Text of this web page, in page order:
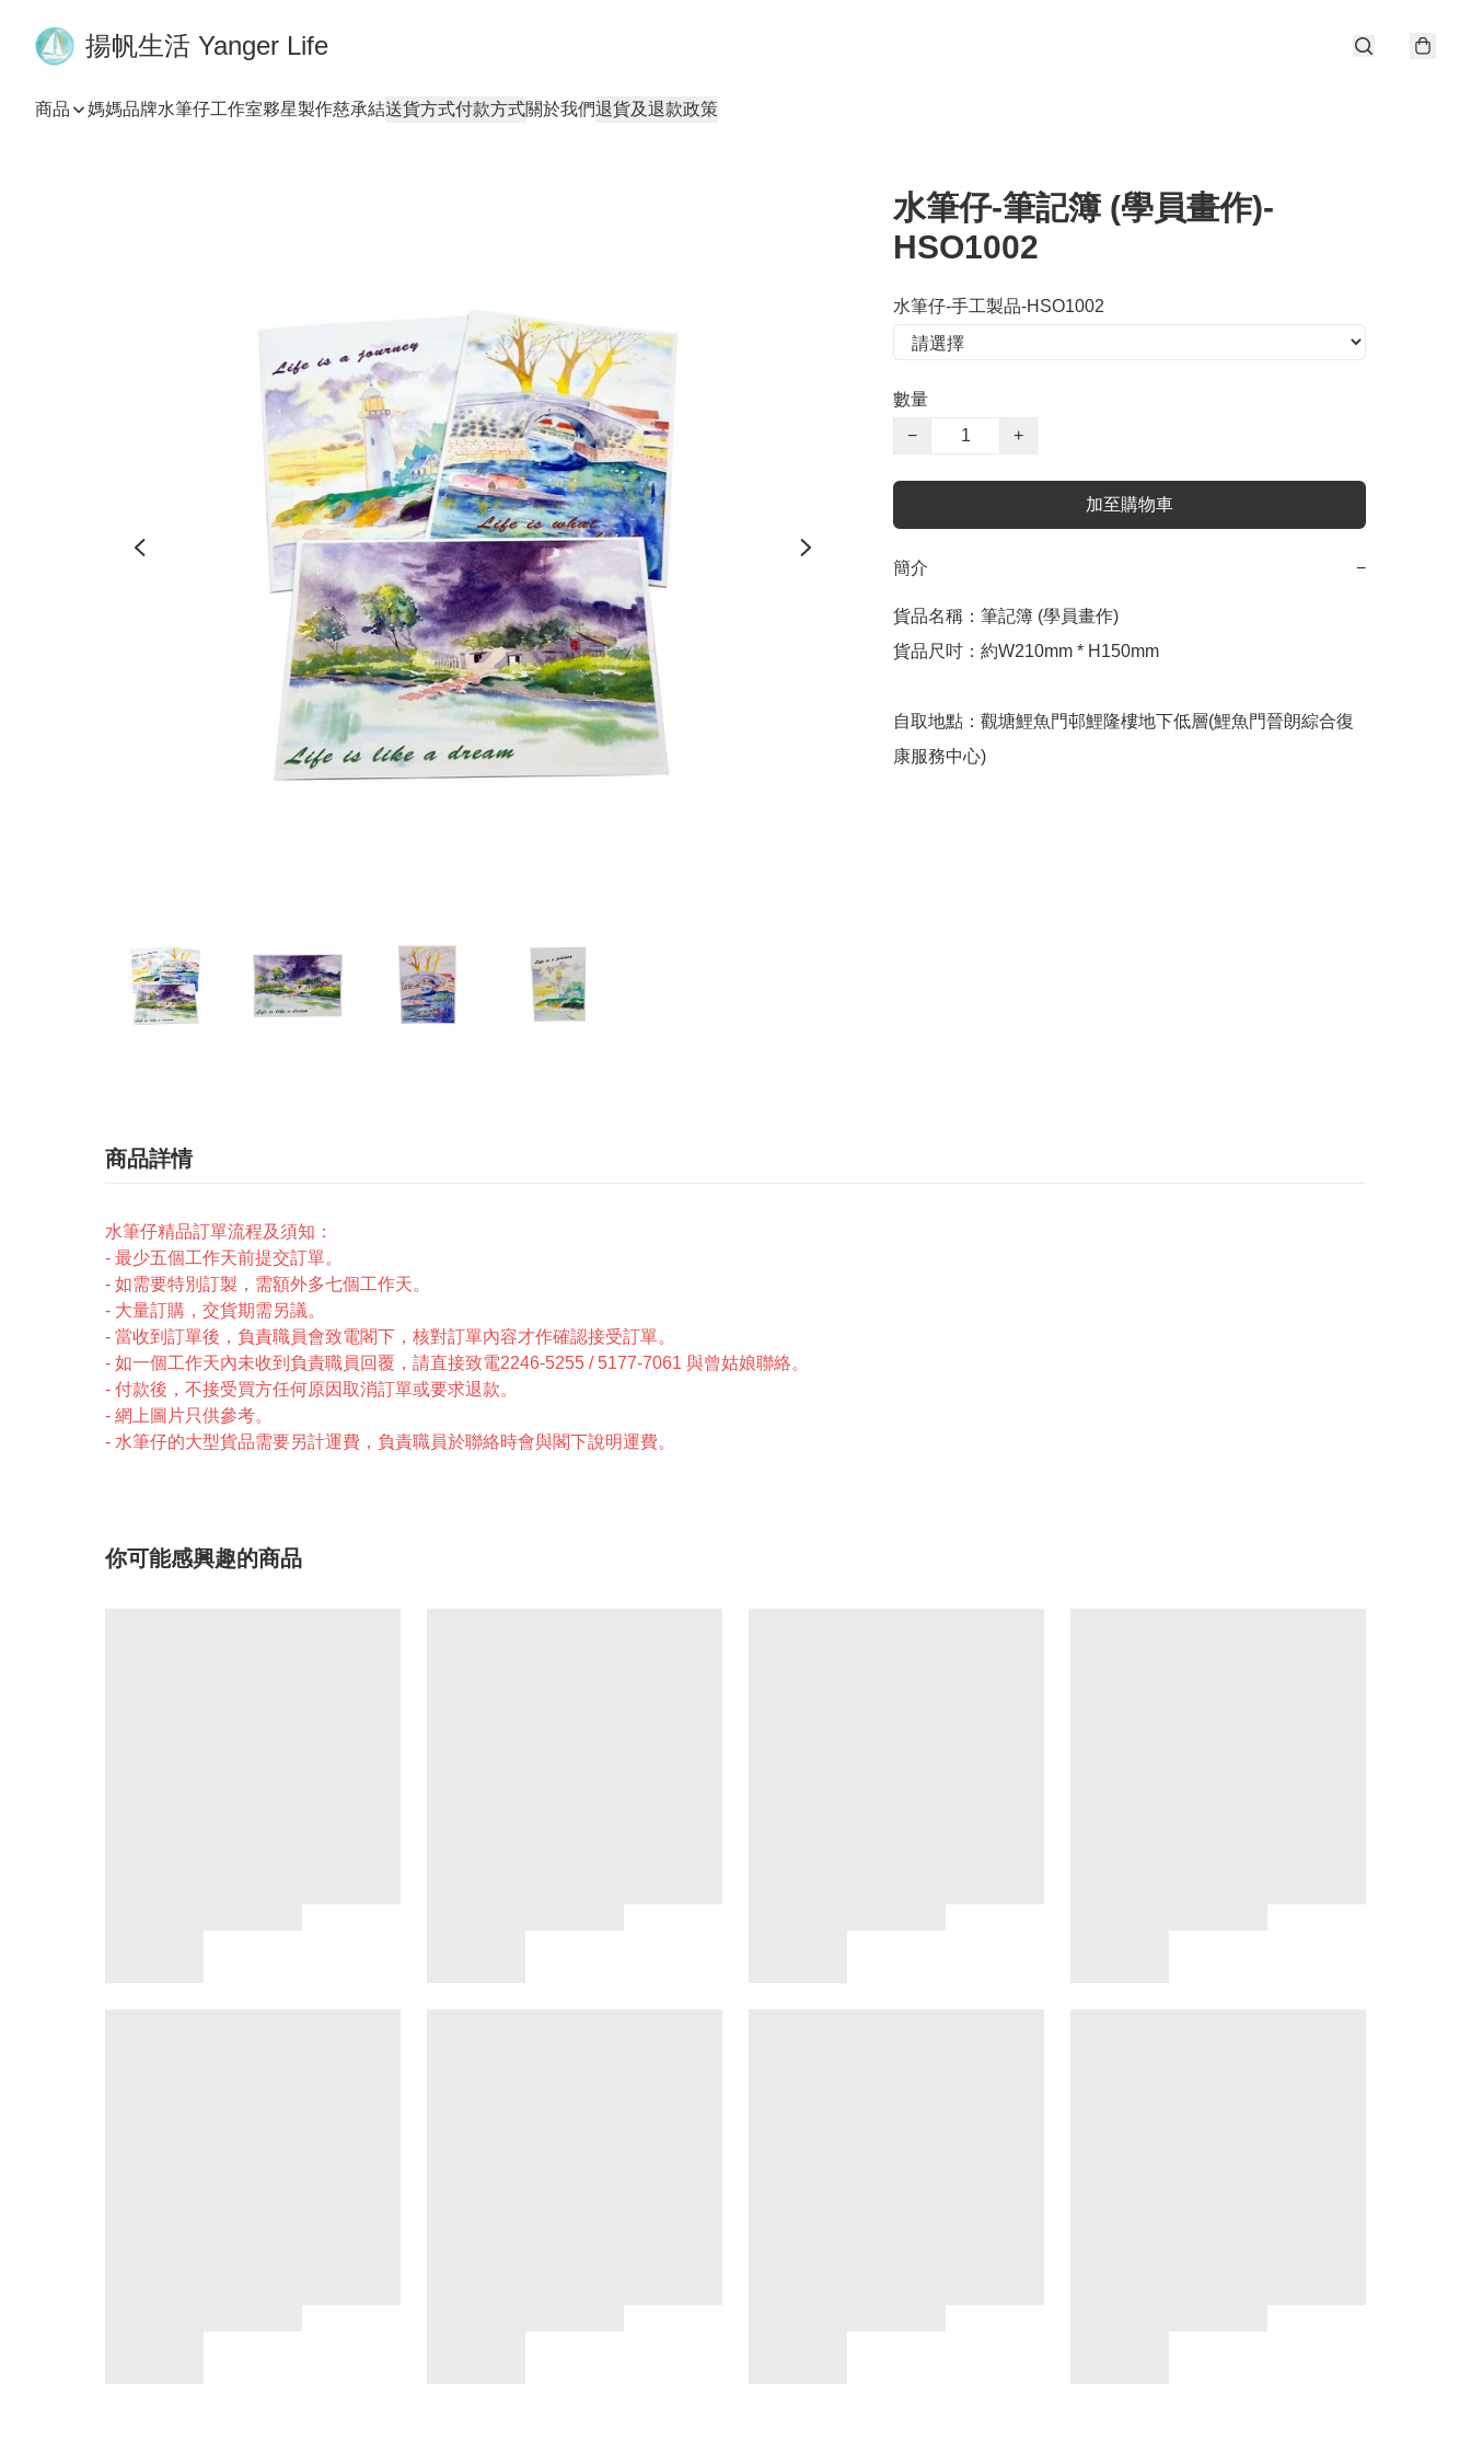
揚帆生活 Yanger Life
商品 媽媽品牌水筆仔工作室夥星製作慈承結送貨方式付款方式關於我們退貨及退款政策
水筆仔-筆記簿 (學員畫作)-
HSO1002
水筆仔-手工製品-HSO1002
數量
−
+
加至購物車
簡介 −
貨品名稱：筆記簿 (學員畫作)
貨品尺吋：約W210mm * H150mm
自取地點：觀塘鯉魚門邨鯉隆樓地下低層(鯉魚門晉朗綜合復
康服務中心)
商品詳情
水筆仔精品訂單流程及須知：
- 最少五個工作天前提交訂單。
- 如需要特別訂製，需額外多七個工作天。
- 大量訂購，交貨期需另議。
- 當收到訂單後，負責職員會致電閣下，核對訂單內容才作確認接受訂單。
- 如一個工作天內未收到負責職員回覆，請直接致電2246-5255 / 5177-7061 與曾姑娘聯絡。
- 付款後，不接受買方任何原因取消訂單或要求退款。
- 網上圖片只供參考。
- 水筆仔的大型貨品需要另計運費，負責職員於聯絡時會與閣下說明運費。
你可能感興趣的商品